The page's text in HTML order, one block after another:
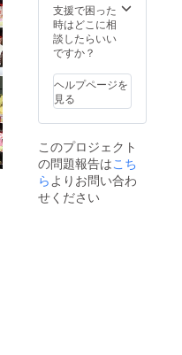
支援で困った
時はどこに相
談したらいい
ですか？
ヘルプページを
見る
このプロジェクト
の問題報告はこち
ら よりお問い合わ
せください